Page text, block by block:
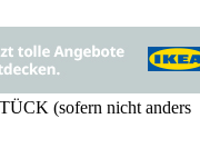
(sofern nicht anders